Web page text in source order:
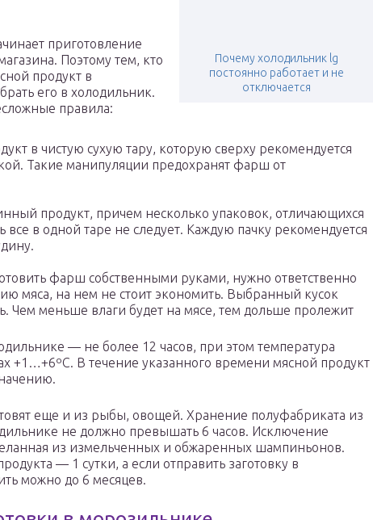
Почему холодильник lg
постоянно работает и не
отключается
приготовление
Поэтому тем, кто
продукт в
его в холодильник.
правила:
в чистую сухую тару, которую сверху рекомендуется
Такие манипуляции предохранят фарш от
продукт, причем несколько упаковок, отличающихся
все в одной таре не следует. Каждую пачку рекомендуется
фарш собственными руками, нужно ответственно
мяса, на нем не стоит экономить. Выбранный кусок
Чем меньше влаги будет на мясе, тем дольше пролежит
— не более 12 часов, при этом температура
+1…+6ºС. В течение указанного времени мясной продукт
еще и из рыбы, овощей. Хранение полуфабриката из
не должно превышать 6 часов. Исключение
из измельченных и обжаренных шампиньонов.
— 1 сутки, а если отправить заготовку в
можно до 6 месяцев.